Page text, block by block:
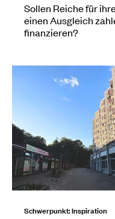
Sollen Reiche für
einen Ausgleich
finanzieren?
Schwerpunkt: Inspiration